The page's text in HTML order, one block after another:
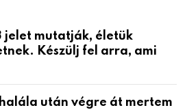
jelet mutatják, életük
Készülj fel arra, ami
után végre át mertem